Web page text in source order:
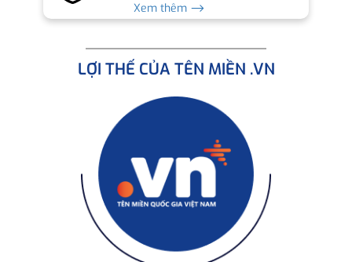
Xem thêm ⟶
LỢI THẾ CỦA TÊN MIỀN .VN